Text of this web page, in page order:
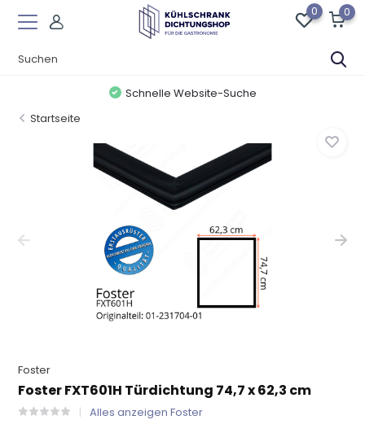
0 0
Schnelle Website-Suche
Startseite
Foster
Foster FXT601H Türdichtung 74,7 x 62,3 cm
Alles anzeigen Foster